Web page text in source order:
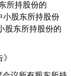
所持股份的
小股东所持股份
股东所持股份的